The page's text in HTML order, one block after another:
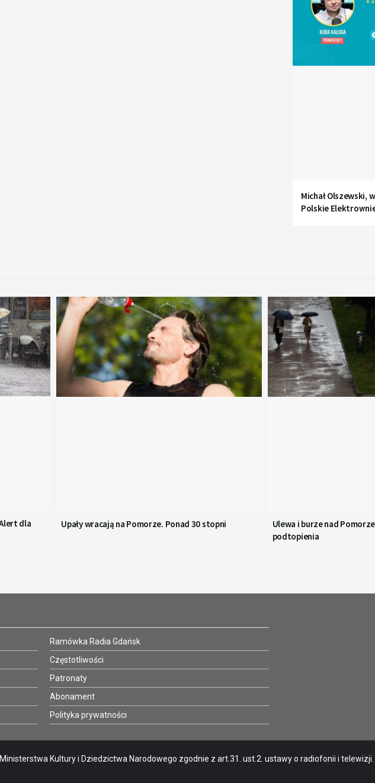
Michał Olszewski,
Polskie
dla
Upały wracają na Pomorze. Ponad 30 stopni
Ulewa i burze nad
podtopienia
Ramówka Radia Gdańsk
Częstotliwości
Patronaty
Abonament
Polityka prywatności
Kultury i Dziedzictwa Narodowego zgodnie z art.31. ust.2. ustawy o radiofonii i telewizji.